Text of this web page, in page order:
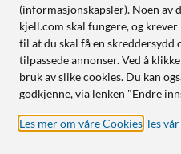
Handle fra:
Sverige
Norge
(informasjonskapsler). Noen av
kjell.com skal fungere, og
til at du skal få en skreddersydd
tilpassede annonser. Ved å
bruk av slike cookies. Du kan
godkjenne, via lenken "Endre
Les mer om våre Cookies les